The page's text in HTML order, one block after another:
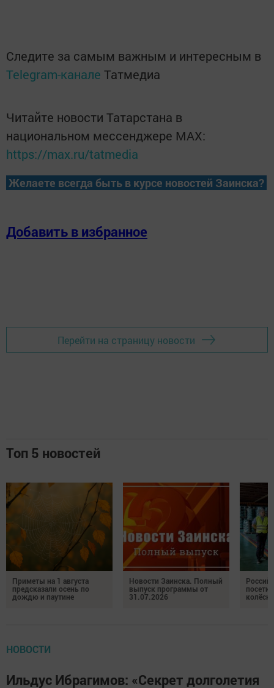
Следите за самым важным и интересным в
Telegram-канале Татмедиа
Читайте новости Татарстана в
национальном мессенджере MАХ:
https://max.ru/tatmedia
Желаете всегда быть в курсе новостей Заинска?
Добавить в избранное
Перейти на страницу новости
Топ 5 новостей
Приметы на 1 августа
предсказали осень по
дождю и паутине
Новости Заинска. Полный
выпуск программы от
31.07.2026
НОВОСТИ
Ильдус Ибрагимов: «Секрет долголетия